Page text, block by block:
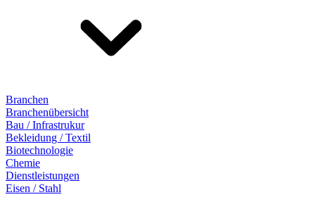
Branchen
Branchenübersicht
Bau / Infrastrukur
Bekleidung / Textil
Biotechnologie
Chemie
Dienstleistungen
Eisen / Stahl